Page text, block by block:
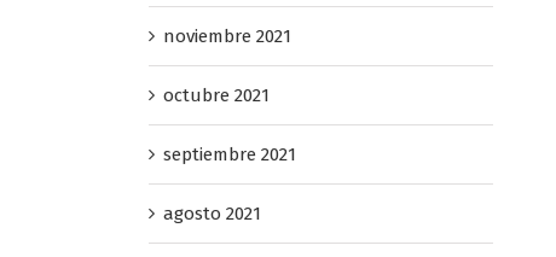
noviembre 2021
octubre 2021
septiembre 2021
agosto 2021